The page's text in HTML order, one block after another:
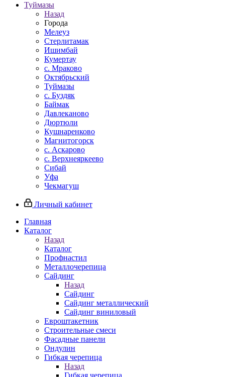
Туймазы
Назад
Города
Мелеуз
Стерлитамак
Ишимбай
Кумертау
c. Мраково
Октябрьский
Туймазы
c. Буздяк
Баймак
Давлеканово
Дюртюли
Кушнаренково
Магнитогорск
с. Аскарово
с. Верхнеяркеево
Сибай
Уфа
Чекмагуш
Личный кабинет
Главная
Каталог
Назад
Каталог
Профнастил
Металлочерепица
Сайдинг
Назад
Сайдинг
Сайдинг металлический
Сайдинг виниловый
Евроштакетник
Строительные смеси
Фасадные панели
Ондулин
Гибкая черепица
Назад
Гибкая черепица